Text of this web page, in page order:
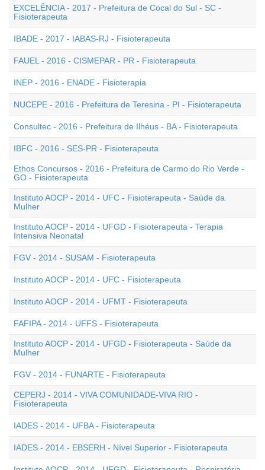
EXCELÊNCIA - 2017 - Prefeitura de Cocal do Sul - SC -
Fisioterapeuta
IBADE - 2017 - IABAS-RJ - Fisioterapeuta
FAUEL - 2016 - CISMEPAR - PR - Fisioterapeuta
INEP - 2016 - ENADE - Fisioterapia
NUCEPE - 2016 - Prefeitura de Teresina - PI - Fisioterapeuta
Consultec - 2016 - Prefeitura de Ilhéus - BA - Fisioterapeuta
IBFC - 2016 - SES-PR - Fisioterapeuta
Ethos Concursos - 2016 - Prefeitura de Carmo do Rio Verde -
GO - Fisioterapeuta
Instituto AOCP - 2014 - UFC - Fisioterapeuta - Saúde da
Mulher
Instituto AOCP - 2014 - UFGD - Fisioterapeuta - Terapia
Intensiva Neonatal
FGV - 2014 - SUSAM - Fisioterapeuta
Instituto AOCP - 2014 - UFC - Fisioterapeuta
Instituto AOCP - 2014 - UFMT - Fisioterapeuta
FAFIPA - 2014 - UFFS - Fisioterapeuta
Instituto AOCP - 2014 - UFGD - Fisioterapeuta - Saúde da
Mulher
FGV - 2014 - FUNARTE - Fisioterapeuta
CEPERJ - 2014 - VIVA COMUNIDADE-VIVA RIO -
Fisioterapeuta
IADES - 2014 - UFBA - Fisioterapeuta
IADES - 2014 - EBSERH - Nível Superior - Fisioterapeuta